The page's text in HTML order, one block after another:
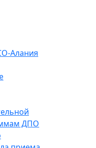
Алания
ДПО